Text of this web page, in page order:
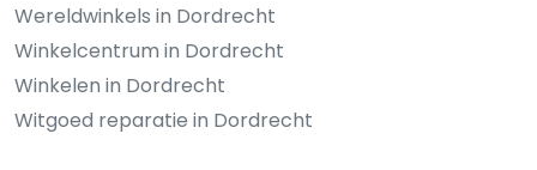
Wereldwinkels in Dordrecht
Winkelcentrum in Dordrecht
Winkelen in Dordrecht
Witgoed reparatie in Dordrecht